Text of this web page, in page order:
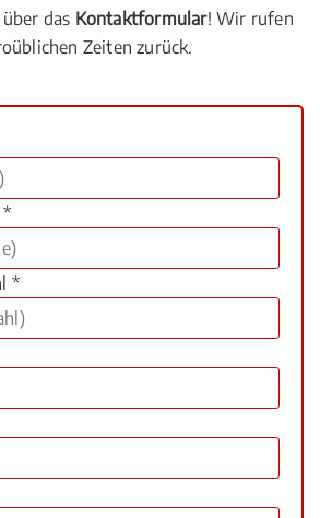
das Kontaktformular! Wir rufen
Zeiten zurück.
*
*